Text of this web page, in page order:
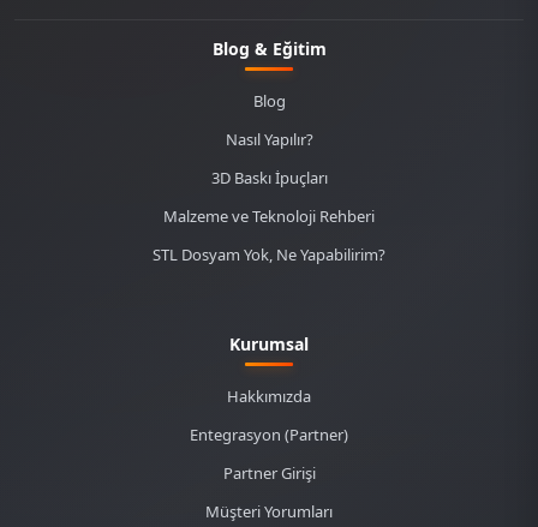
Blog & Eğitim
Blog
Nasıl Yapılır?
3D Baskı İpuçları
Malzeme ve Teknoloji Rehberi
STL Dosyam Yok, Ne Yapabilirim?
Kurumsal
Hakkımızda
Entegrasyon (Partner)
Partner Girişi
Müşteri Yorumları